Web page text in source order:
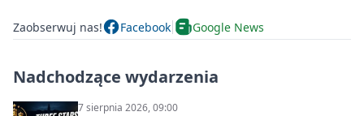
Zaobserwuj nas! Facebook Google News
Nadchodzące wydarzenia
7 sierpnia 2026, 09:00